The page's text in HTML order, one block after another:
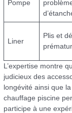
Pompe
Liner
Plis et
L’expertise montre
judicieux des
longévité ainsi que
chauffage piscine
participe à une